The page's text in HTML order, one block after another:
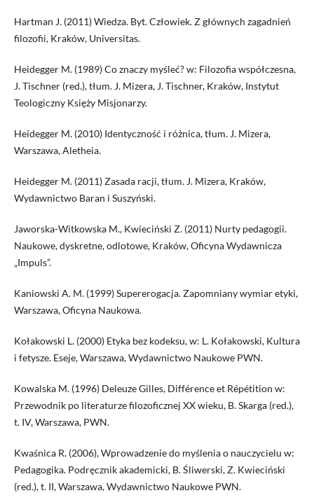
Hartman J. (2011) Wiedza. Byt. Człowiek. Z głównych zagadnień
filozofii, Kraków, Universitas.
Heidegger M. (1989) Co znaczy myśleć? w: Filozofia współczesna,
J. Tischner (red.), tłum. J. Mizera, J. Tischner, Kraków, Instytut
Teologiczny Księży Misjonarzy.
Heidegger M. (2010) Identyczność i różnica, tłum. J. Mizera,
Warszawa, Aletheia.
Heidegger M. (2011) Zasada racji, tłum. J. Mizera, Kraków,
Wydawnictwo Baran i Suszyński.
Jaworska-Witkowska M., Kwieciński Z. (2011) Nurty pedagogii.
Naukowe, dyskretne, odlotowe, Kraków, Oficyna Wydawnicza
„Impuls”.
Kaniowski A. M. (1999) Supererogacja. Zapomniany wymiar etyki,
Warszawa, Oficyna Naukowa.
Kołakowski L. (2000) Etyka bez kodeksu, w: L. Kołakowski, Kultura
i fetysze. Eseje, Warszawa, Wydawnictwo Naukowe PWN.
Kowalska M. (1996) Deleuze Gilles, Différence et Répétition w:
Przewodnik po literaturze filozoficznej XX wieku, B. Skarga (red.),
t. IV, Warszawa, PWN.
Kwaśnica R. (2006), Wprowadzenie do myślenia o nauczycielu w:
Pedagogika. Podręcznik akademicki, B. Śliwerski, Z. Kwieciński
(red.), t. II, Warszawa, Wydawnictwo Naukowe PWN.